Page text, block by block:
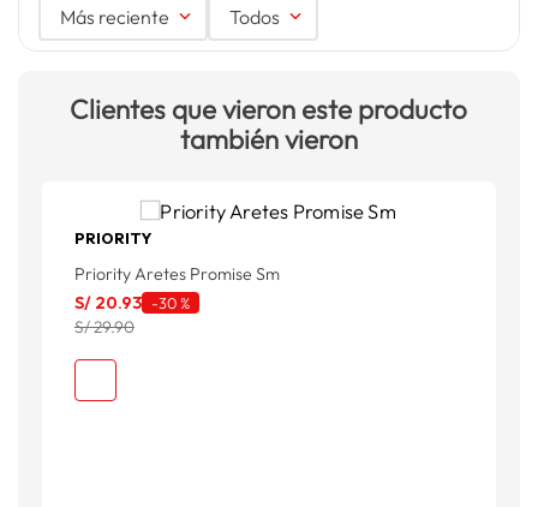
Más reciente Todos
Clientes que vieron este producto
también vieron
PRIORITY
Priority Aretes Promise Sm
S/ 20.93 -30 %
S/ 29.90